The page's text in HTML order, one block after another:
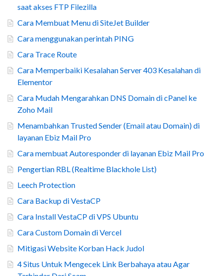
saat akses FTP Filezilla
Cara Membuat Menu di SiteJet Builder
Cara menggunakan perintah PING
Cara Trace Route
Cara Memperbaiki Kesalahan Server 403 Kesalahan di
Elementor
Cara Mudah Mengarahkan DNS Domain di cPanel ke
Zoho Mail
Menambahkan Trusted Sender (Email atau Domain) di
layanan Ebiz Mail Pro
Cara membuat Autoresponder di layanan Ebiz Mail Pro
Pengertian RBL (Realtime Blackhole List)
Leech Protection
Cara Backup di VestaCP
Cara Install VestaCP di VPS Ubuntu
Cara Custom Domain di Vercel
Mitigasi Website Korban Hack Judol
4 Situs Untuk Mengecek Link Berbahaya atau Agar